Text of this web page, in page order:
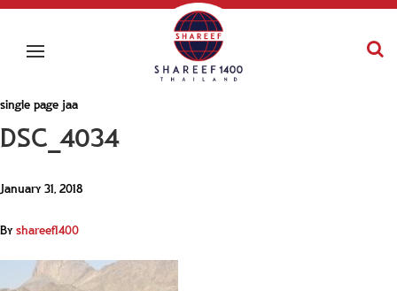
single page jaa
DSC_4034
January 31, 2018
Byshareef1400